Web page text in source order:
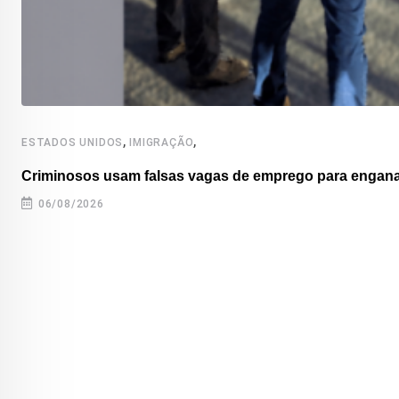
ESTADOS UNIDOS ,IMIGRAÇÃO,
Criminosos usam falsas vagas de emprego para
06/08/2026